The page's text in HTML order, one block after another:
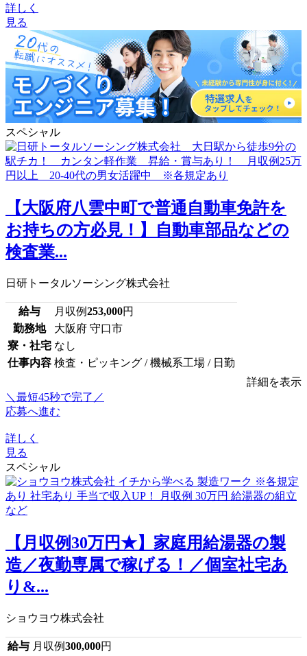
詳しく
見る
スペシャル
【大阪府八雲中町で普通自動車免許を
お持ちの方必見！】自動車部品などの
検査業...
日研トータルソーシング株式会社
給与 月収例253,000円
勤務地
大阪府 守口市
寮・社宅 なし
仕事内容 検査・ピッキング / 機械系工場 / 日勤
詳細を表示
＼最短45秒で完了／
応募へ進む
詳しく
見る
スペシャル
【月収例30万円★】家庭用給湯器の製
造／夜勤専属で稼げる！／個室社宅あ
り&...
ショウヨウ株式会社
給与 月収例300,000円